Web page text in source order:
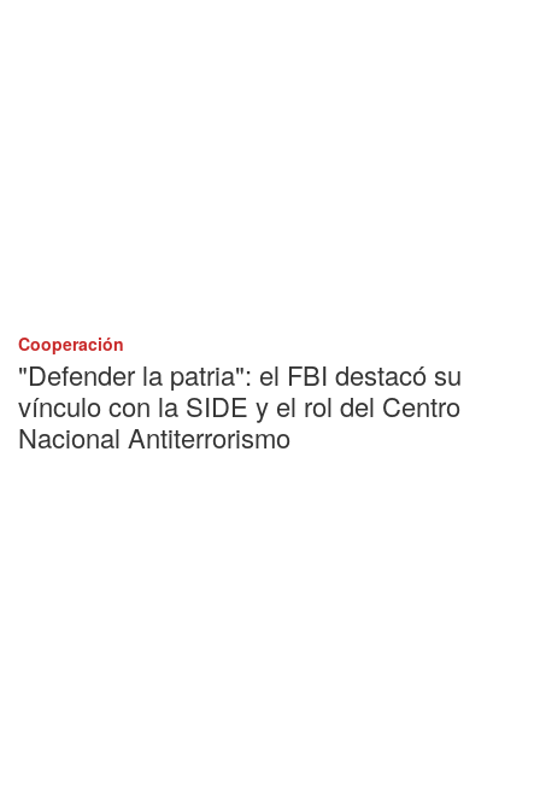
Cooperación
"Defender la patria": el FBI destacó su
vínculo con la SIDE y el rol del Centro
Nacional Antiterrorismo